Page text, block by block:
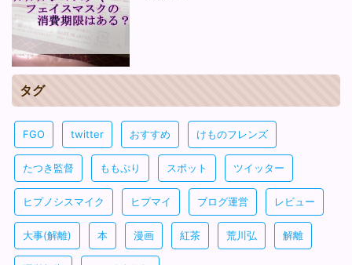
タグ
FGO twitter おすすめ けものフレンズ
たつき監督 ももぷり スポット ツイッター
ヒプノシスマイク ヒプマイ ブログ運営 レビュー
大事(解離) 本 漫画 紅茶 荒川弘 解離